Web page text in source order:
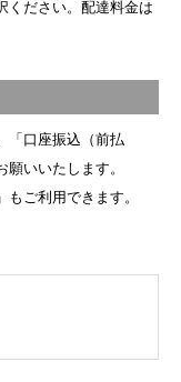
ください。配達料金は
「口座振込（前払
いいたします。
ご利用できます。